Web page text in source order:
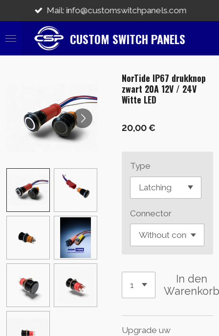
Hauptinhalt
springen
CUSTOM SWITCH PANELS
Mail: info@customswitchpanels.com
NorTide IP67 drukknop
zwart 20A 12V / 24V
Witte LED
20,00 €
Type
Connector
In den
Upgrade uw